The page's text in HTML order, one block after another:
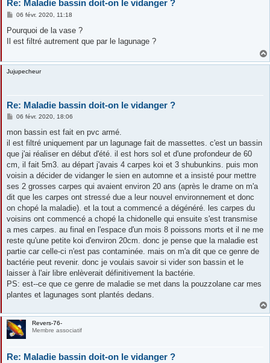
Re: Maladie bassin doit-on le vidanger ?
M
s
a
06 févr. 2020, 11:18
Pourquoi de la vase ?
Il est filtré autrement que par le lagunage ?
Jujupecheur
Re: Maladie bassin doit-on le vidanger ?
M
s
a
g
06 févr. 2020, 18:06
mon bassin est fait en pvc armé.
il est filtré uniquement par un lagunage fait de massettes. c'est un bassin
que j'ai réaliser en début d'été. il est hors sol et d'une profondeur de 60
cm, il fait 5m3. au départ j'avais 4 carpes koi et 3 shubunkins. puis mon
voisin a décider de vidanger le sien en automne et a insisté pour mettre
ses 2 grosses carpes qui avaient environ 20 ans (après le drame on m'a
dit que les carpes ont stressé due a leur nouvel environnement et donc
on chopé la maladie). et la tout a commencé a dégénéré. les carpes du
voisins ont commencé a chopé la chidonelle qui ensuite s'est transmise
a mes carpes. au final en l'espace d'un mois 8 poissons morts et il ne me
reste qu'une petite koi d'environ 20cm. donc je pense que la maladie est
partie car celle-ci n'est pas contaminée. mais on m'a dit que ce genre de
bactérie peut revenir. donc je voulais savoir si vider son bassin et le
laisser à l'air libre enlèverait définitivement la bactérie.
PS: est--ce que ce genre de maladie se met dans la pouzzolane car mes
plantes et lagunages sont plantés dedans.
Revers-76-
Membre associatif
Re: Maladie bassin doit-on le vidanger ?